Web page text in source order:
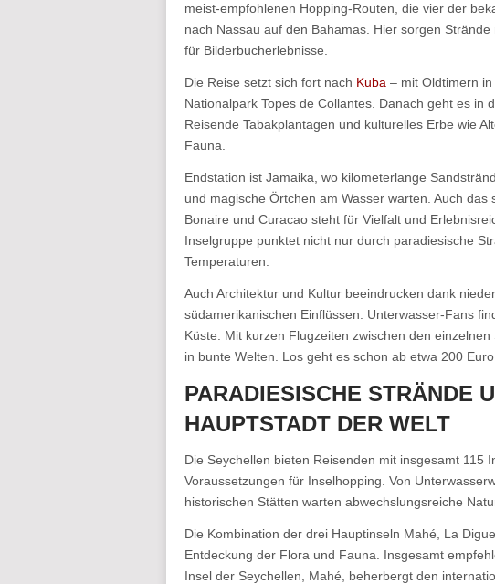
meist-empfohlenen Hopping-Routen, die vier der
nach Nassau auf den Bahamas. Hier sorgen
für Bilderbucherlebnisse.
Die Reise setzt sich fort nach Kuba – mit Oldtimern
Nationalpark Topes de Collantes. Danach geht es in
Reisende Tabakplantagen und kulturelles Erbe wie
Fauna.
Endstation ist Jamaika, wo kilometerlange
und magische Örtchen am Wasser warten. Auch das
Bonaire und Curacao steht für Vielfalt und
Inselgruppe punktet nicht nur durch paradiesische
Temperaturen.
Auch Architektur und Kultur beeindrucken dank
südamerikanischen Einflüssen. Unterwasser-Fans
Küste. Mit kurzen Flugzeiten zwischen den
in bunte Welten. Los geht es schon ab etwa 200
PARADIESISCHE STRÄNDE
HAUPTSTADT DER WELT
Die Seychellen bieten Reisenden mit insgesamt 115
Voraussetzungen für Inselhopping. Von
historischen Stätten warten abwechslungsreiche
Die Kombination der drei Hauptinseln Mahé, La
Entdeckung der Flora und Fauna. Insgesamt
Insel der Seychellen, Mahé, beherbergt den